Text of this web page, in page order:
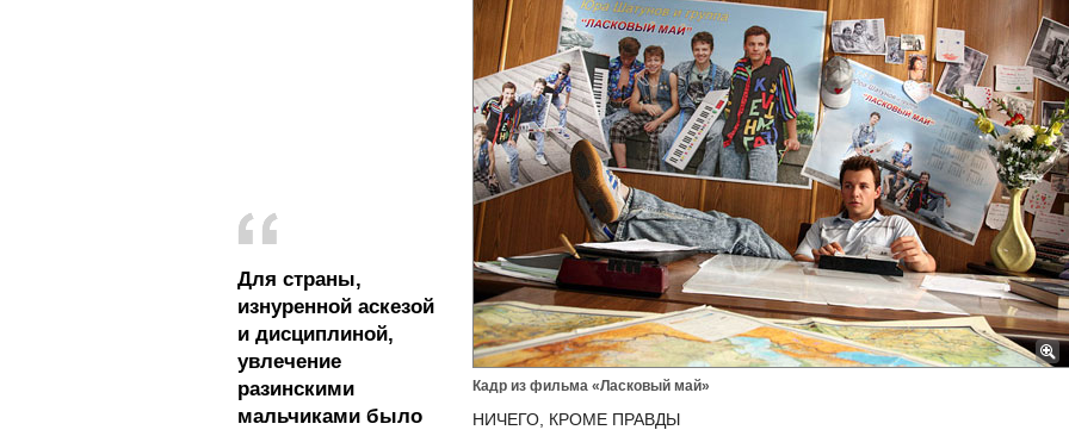
Для страны,
изнуренной аскезой
и дисциплиной,
увлечение
разинскими
мальчиками было
Кадр из фильма «Ласковый май»
НИЧЕГО, КРОМЕ ПРАВДЫ